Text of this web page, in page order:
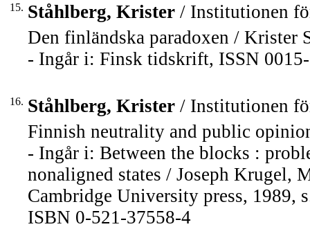
15. Ståhlberg, Krister / Institutionen
Den finländska paradoxen / Krister
- Ingår i: Finsk tidskrift, ISSN
16. Ståhlberg, Krister / Institutionen
Finnish neutrality and public
- Ingår i: Between the blocks :
nonaligned states / Joseph Krugel,
Cambridge University press, 1989,
ISBN 0-521-37558-4